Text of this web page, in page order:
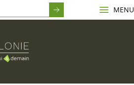
MENU